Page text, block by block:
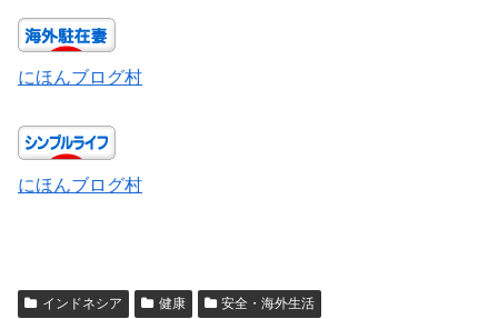
にほんブログ村
にほんブログ村
インドネシア 健康 安全・海外生活